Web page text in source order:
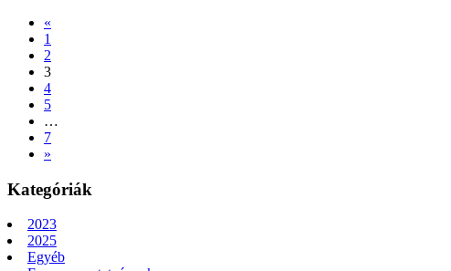
«
1
2
3
4
5
…
7
»
Kategóriák
2023
2025
Egyéb